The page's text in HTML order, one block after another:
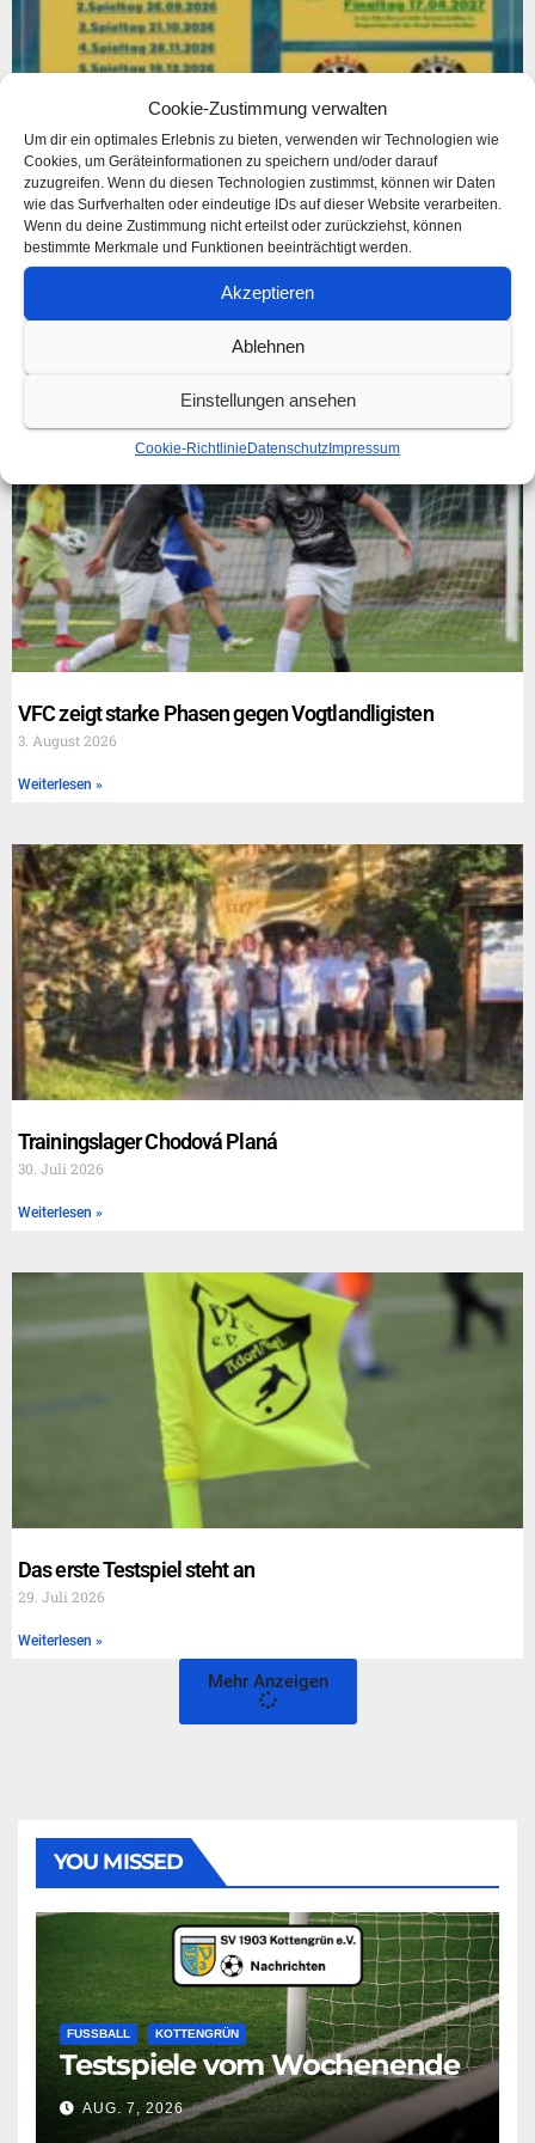
Cookie-Zustimmung verwalten
Um dir ein optimales Erlebnis zu bieten, verwenden wir Technologien wie
Cookies, um Geräteinformationen zu speichern und/oder darauf
zuzugreifen. Wenn du diesen Technologien zustimmst, können wir Daten
wie das Surfverhalten oder eindeutige IDs auf dieser Website verarbeiten.
Wenn du deine Zustimmung nicht erteilst oder zurückziehst, können
bestimmte Merkmale und Funktionen beeinträchtigt werden.
Akzeptieren
Ablehnen
Einstellungen ansehen
Cookie-RichtlinieDatenschutzImpressum
Der nächste Schritt für die Kottengrüner Darter ist
3. August 2026
VFC zeigt starke Phasen gegen Vogtlandligisten
3. August 2026
Weiterlesen »
Trainingslager Chodová Planá
30. Juli 2026
Weiterlesen »
Das erste Testspiel steht an
29. Juli 2026
Weiterlesen »
Mehr Anzeigen
YOU MISSED
FUSSBALL KOTTENGRÜN
Testspiele vom Wochenende
AUG. 7, 2026